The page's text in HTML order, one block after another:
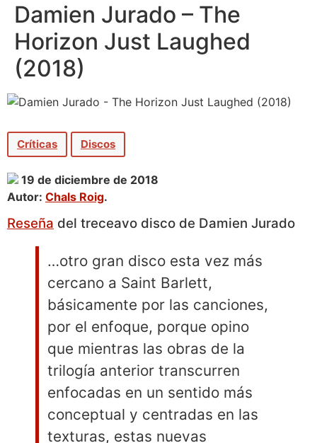
Damien Jurado – The
Horizon Just Laughed
(2018)
Críticas Discos
19 de diciembre de 2018
Autor: Chals Roig.
Reseña del treceavo disco de Damien Jurado
…otro gran disco esta vez más
cercano a Saint Barlett,
básicamente por las canciones,
por el enfoque, porque opino
que mientras las obras de la
trilogía anterior transcurren
enfocadas en un sentido más
conceptual y centradas en las
texturas, estas nuevas